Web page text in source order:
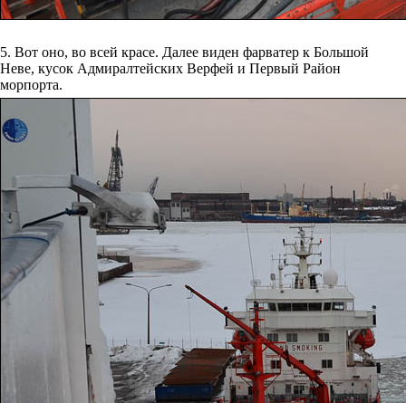
5. Вот оно, во всей красе. Далее виден фарватер к Большой
Неве, кусок Адмиралтейских Верфей и Первый Район
морпорта.